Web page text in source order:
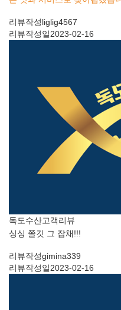
리뷰작성liglig4567
리뷰작성일2023-02-16
독도수산고객리뷰
싱싱 쫄깃 그 잡채!!!
리뷰작성gimina339
리뷰작성일2023-02-16